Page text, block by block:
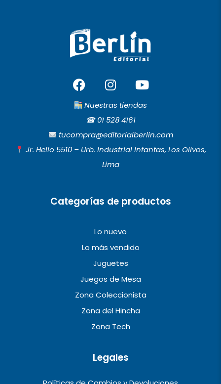
F
a
c
b
o
o
I
n
s
t
a
g
r
a
Y
o
u
u
b
e
Nuestras tiendas
☎︎01 528 4161
tucompra@editorialberlin.com
Jr. Helio 5510 – Urb. Industrial Infantas, Los Olivos,
Lima
Categorías de productos
Lo nuevo
Lo más vendido
Juguetes
Juegos de Mesa
Zona Coleccionista
Zona del Hincha
Zona Tech
Legales